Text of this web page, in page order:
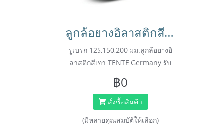
ลูกล้อยางอิลาสติกสีเทา รับน้ำหนัก 450kg. รูเบรก เข็นเงียบ นุ่มนวล มาตรฐานเยอรมัน TENTE
รูเบรก 125,150,200 มม.ลูกล้อยางอิ
ลาสติกสีเทา TENTE Germany รับ
450 กก.) เข็นนุ่มนวล เก็บเสียงดีเยี่ยม
มาตรฐาน DIN EN ISO
9001.****ติดต่อพนักงานขายเพื่อขอ
ราคา สั่งซื้อ ไลน์ @happymove
฿0
สั่งซื้อสินค้า
(มีหลายคุณสมบัติให้เลือก)